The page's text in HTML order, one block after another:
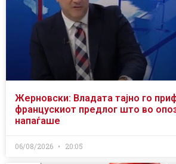
Жерновски: Владата тајно го
францускиот предлог што во
напаѓаше
06/08/2026 20:05